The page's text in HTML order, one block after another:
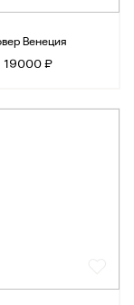
Венеция
19000 ₽